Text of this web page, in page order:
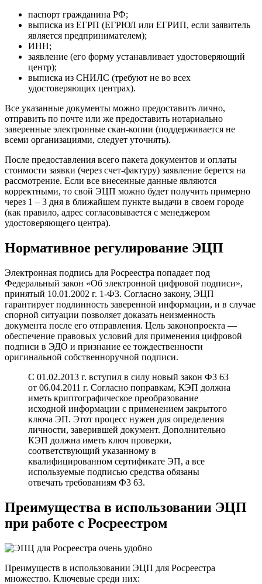
паспорт гражданина РФ;
выписка из ЕГРП (ЕГРЮЛ или ЕГРИП, если заявитель
является предпринимателем);
ИНН;
заявление (его форму устанавливает удостоверяющий
центр);
выписка из СНИЛС (требуют не во всех
удостоверяющих центрах).
Все указанные документы можно предоставить лично,
отправить по почте или же предоставить нотариально
заверенные электронные скан-копии (поддерживается не
всеми организациями, следует уточнять).
После предоставления всего пакета документов и оплаты
стоимости заявки (через счет-фактуру) заявление берется на
рассмотрение. Если все внесенные данные являются
корректными, то свой ЭЦП можно будет получить примерно
через 1 – 3 дня в ближайшем пункте выдачи в своем городе
(как правило, адрес согласовывается с менеджером
удостоверяющего центра).
Нормативное регулирование ЭЦП
Электронная подпись для Росреестра попадает под
Федеральный закон «Об электронной цифровой подписи»,
принятый 10.01.2002 г. 1-Ф3. Согласно закону, ЭЦП
гарантирует подлинность заверенной информации, и в случае
спорной ситуации позволяет доказать неизменность
документа после его отправления. Цель законопроекта —
обеспечение правовых условий для применения цифровой
подписи в ЭДО и признание ее тождественности
оригинальной собственноручной подписи.
С 01.02.2013 г. вступил в силу новый закон Ф3 63
от 06.04.2011 г. Согласно поправкам, КЭП должна
иметь криптографическое преобразование
исходной информации с применением закрытого
ключа ЭП. Этот процесс нужен для определения
личности, заверившей документ. Дополнительно
КЭП должна иметь ключ проверки,
соответствующий указанному в
квалифицированном сертификате ЭП, а все
используемые подписью средства обязаны
отвечать требованиям Ф3 63.
Преимущества в использовании ЭЦП
при работе с Росреестром
Преимуществ в использовании ЭЦП для Росреестра
множество. Ключевые среди них: